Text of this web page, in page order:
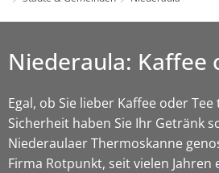
Niederaula: Kaffee
Egal, ob Sie lieber Kaffee oder
Sicherheit haben Sie Ihr Getränk
Niederaulaer Thermoskanne
Firma Rotpunkt, seit vielen Jahren